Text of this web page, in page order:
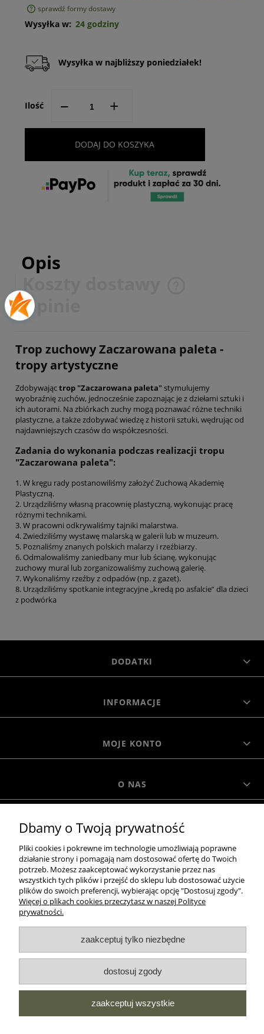
sprawdź formy dostawy
Wysyłka w: 24 godziny
Wysyłka w najbliższy poniedziałek!
Ilość -- +
DODAJ DO KOSZYKA
Opis
Cena nie zawiera ewentualnych kosztów płatności
Opinie
Trop zuchowy Zaczarowana paleta -
tropy artystyczne
Zdobywająctrop "Zaczarowana paleta"stymulujemy
wyobraźnię zuchów, jednocześnie zapoznając je z dziełami sztuki i
ich autorami. Na zbiórkach zuchy mogą poznawać różne techniki
plastyczne, a także zdobywać wiedzę z historii sztuki, wędrując od
najdawniejszych czasów do współczesności.
Zadania do wykonania podczas realizacji tropu
"Zaczarowana paleta":
1. W kręgu rady postanowiliśmy założyć Zuchową Akademię
Plastyczną.
2. Urządziliśmy własną pracownię plastyczną, wykonując pracę
różnymi technikami.
3. W pracowni odkrywaliśmy tajniki malarstwa.
4. Zwiedziliśmy wystawę malarską w galerii lub w muzeum.
5. Poznaliśmy znanych polskich malarzy i rzeźbiarzy.
6. Odmalowaliśmy zaniedbany mur lub ścianę, wykonując
zuchowy mural lub zorganizowaliśmy zuchową galerię.
7. Wykonaliśmy rzeźby z odpadów (np. z gazet).
8. Urządziliśmy spotkanie integracyjne „kredą po asfalcie” dla dzieci
z podwórka
DODATKI
INFORMACJE
MOJE KONTO
O NAS
MOROWO
WSZELKIE PRAWA ZASTRZEŻONE MOROWO © 2018
realizacja:
pokaż pełną wersję strony
NASZE ODZNAKI
wyróżnienia są przyznawane przez
Dbamy o Twoją prywatność
Pliki cookies i pokrewne im technologie umożliwiają poprawne
działanie strony i pomagają nam dostosować ofertę do Twoich
potrzeb. Możesz zaakceptować wykorzystanie przez nas
wszystkich tych plików i przejść do sklepu lub dostosować użycie
plików do swoich preferencji, wybierając opcję "Dostosuj zgody".
Więcej o plikach cookies przeczytasz w naszej Polityce
prywatności.
zaakceptuj tylko niezbędne
dostosuj zgody
zaakceptuj wszystkie